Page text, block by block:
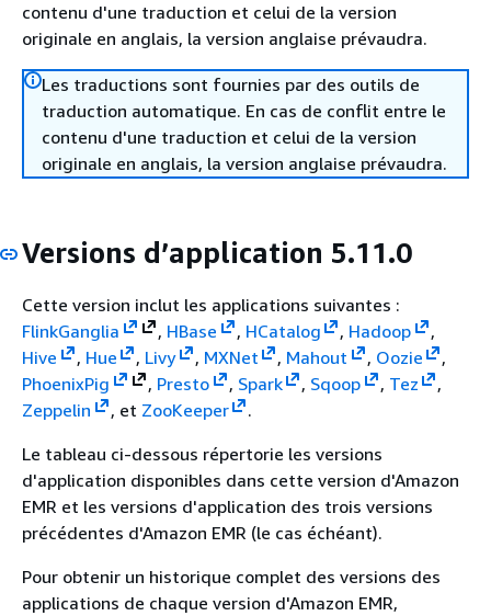
contenu d'une traduction et celui de la version
originale en anglais, la version anglaise prévaudra.
Les traductions sont fournies par des outils de
traduction automatique. En cas de conflit entre le
contenu d'une traduction et celui de la version
originale en anglais, la version anglaise prévaudra.
Versions d’application 5.11.0
Cette version inclut les applications suivantes :
FlinkGanglia , HBase , HCatalog , Hadoop
,
Hive
, Hue , Livy , MXNet , Mahout , Oozie
,
PhoenixPig , Presto , Spark , Sqoop , Tez
,
Zeppelin
, et ZooKeeper
.
Le tableau ci-dessous répertorie les versions
d'application disponibles dans cette version d'Amazon
EMR et les versions d'application des trois versions
précédentes d'Amazon EMR (le cas échéant).
Pour obtenir un historique complet des versions des
applications de chaque version d'Amazon EMR,